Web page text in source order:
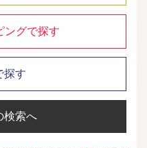
ングで探す
探す
検索へ